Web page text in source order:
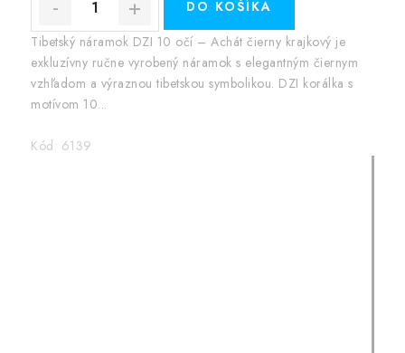
DO KOŠÍKA
Tibetský náramok DZI 10 očí – Achát čierny krajkový je
exkluzívny ručne vyrobený náramok s elegantným čiernym
vzhľadom a výraznou tibetskou symbolikou. DZI korálka s
motívom 10...
Kód: 6139